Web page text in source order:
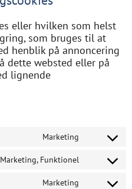
eller hvilken som helst
som bruges til at
henblik på annoncering
dette websted eller på
lignende
Marketing
Marketing, Funktionel
Marketing